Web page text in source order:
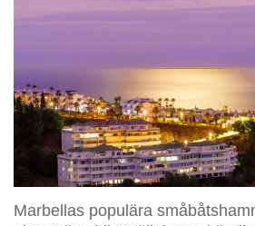
Marbellas populära